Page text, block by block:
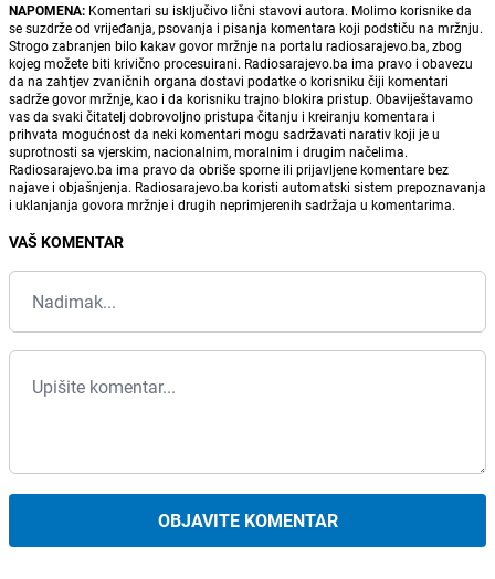
NAPOMENA: Komentari su isključivo lični stavovi autora. Molimo korisnike da
se suzdrže od vrijeđanja, psovanja i pisanja komentara koji podstiču na mržnju.
Strogo zabranjen bilo kakav govor mržnje na portalu radiosarajevo.ba, zbog
kojeg možete biti krivično procesuirani. Radiosarajevo.ba ima pravo i obavezu
da na zahtjev zvaničnih organa dostavi podatke o korisniku čiji komentari
sadrže govor mržnje, kao i da korisniku trajno blokira pristup. Obaviještavamo
vas da svaki čitatelj dobrovoljno pristupa čitanju i kreiranju komentara i
prihvata mogućnost da neki komentari mogu sadržavati narativ koji je u
suprotnosti sa vjerskim, nacionalnim, moralnim i drugim načelima.
Radiosarajevo.ba ima pravo da obriše sporne ili prijavljene komentare bez
najave i objašnjenja. Radiosarajevo.ba koristi automatski sistem prepoznavanja
i uklanjanja govora mržnje i drugih neprimjerenih sadržaja u komentarima.
VAŠ KOMENTAR
OBJAVITE KOMENTAR